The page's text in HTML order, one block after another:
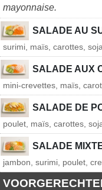
mayonnaise.
SALADE AU
surimi, maïs, carottes,
SALADE AUX
mini-crevettes, maïs,
SALADE DE
poulet, maïs, carottes,
SALADE
jambon, surimi, poulet,